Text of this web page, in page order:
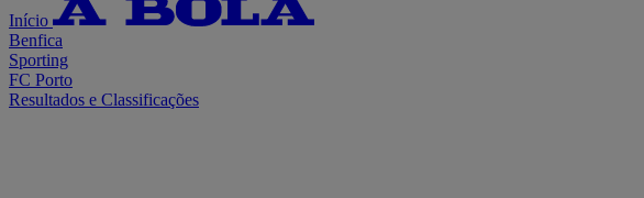
Início
Benfica
Sporting
FC Porto
Resultados e Classificações